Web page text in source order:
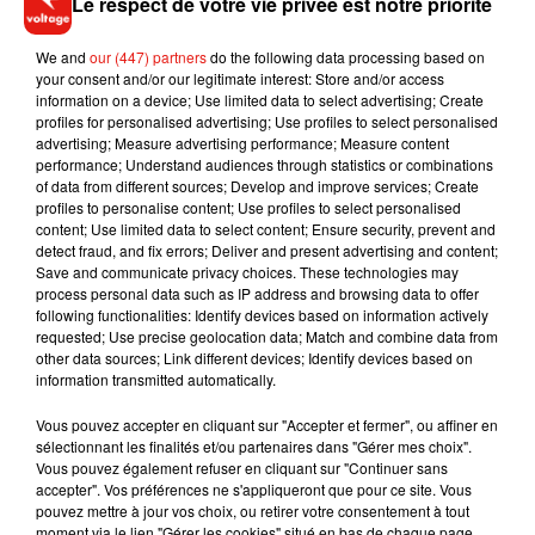
durant 30 jours. Il avait déjà été interpellé au mois d’avril
2022 avec un taux de 0,91 mg par litre d’air expiré, avant
d’être une nouvelle fois arrêté un mois plus tard. Cette fois-ci
avec 0,71 mg par litre d’air expiré. La Belgique n’accepte un
taux au-delà de 0,22 mg/L.
Musique
7 août 2026
RÜFÜS DU SOL annonce un nouvel
album après sa tournée mondiale
Angèle et Amélie Lens dévoilent leur
collaboration tant attendue
We and our (447) partnersdo the following data processing based on
your consent and/or our legitimate interest: Store and/or access
information on a device; Use limited data to select advertising; Create
profiles for personalised advertising; Use profiles to select personalised
advertising; Measure advertising performance; Measure content
performance; Understand audiences through statistics or combinations
of data from different sources; Develop and improve services; Create
profiles to personalise content; Use profiles to select personalised
content; Use limited data to select content; Ensure security, prevent and
detect fraud, and fix errors; Deliver and present advertising and content;
Save and communicate privacy choices. These technologies may
process personal data such as IP address and browsing data to offer
following functionalities: Identify devices based on information actively
requested; Use precise geolocation data; Match and combine data from
other data sources; Link different devices; Identify devices based on
information transmitted automatically.
Vous pouvez accepter en cliquant sur "Accepter et fermer", ou affiner en
sélectionnant les finalités et/ou partenaires dans "Gérer mes choix".
Vous pouvez également refuser en cliquant sur "Continuer sans
accepter". Vos préférences ne s'appliqueront que pour ce site. Vous
pouvez mettre à jour vos choix, ou retirer votre consentement à tout